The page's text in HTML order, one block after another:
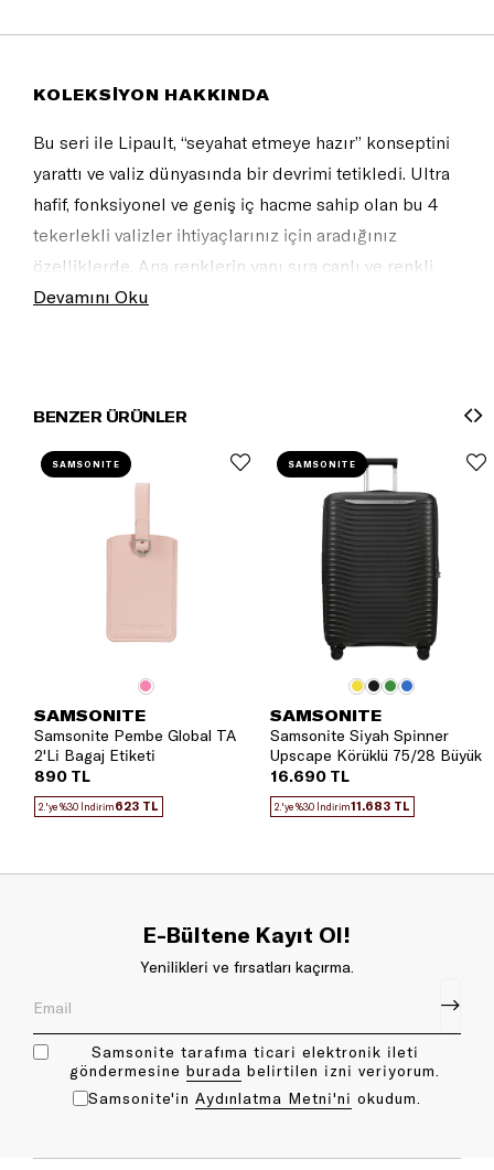
KOLEKSİYON HAKKINDA
Bu seri ile Lipault, “seyahat etmeye hazır” konseptini
yarattı ve valiz dünyasında bir devrimi tetikledi. Ultra
hafif, fonksiyonel ve geniş iç hacme sahip olan bu 4
tekerlekli valizler ihtiyaçlarınız için aradığınız
özelliklerde. Ana renklerin yanı sıra canlı ve renkli
sezon renkleriyle de tasarlanan koleksiyo,n doğal ve
Devamını Oku
BENZER ÜRÜNLER
SAMSONITE
Samsonite Pembe Global TA
2'Li Bagaj Etiketi
890 TL
2.'ye %30 İndirim623 TL
SAMSONITE
SAMSONITE
Samsonite Siyah Spinner
Upscape Körüklü 75/28 Büyük
Boy Valiz
16.690 TL
2.'ye %30 İndirim11.683 TL
SAMSONITE
E-Bültene Kayıt Ol!
Yenilikleri ve fırsatları kaçırma.
Samsonite tarafıma ticari elektronik ileti
göndermesine bu rada belirtilen izni veriyorum.
Samsonite'in Aydınlatma Metni'ni okudum.